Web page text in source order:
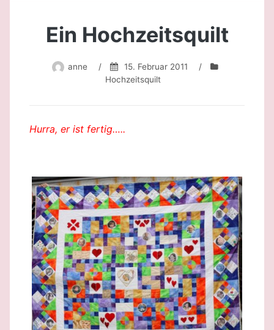
Ein Hochzeitsquilt
anne / 15. Februar 2011
/
Hochzeitsquilt
Hurra, er ist fertig…..